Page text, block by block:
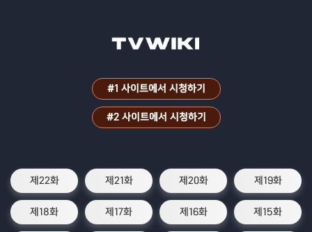
#1 사이트에서 시청하기
#2 사이트에서 시청하기
제22화 제21화 제20화 제19화
제18화 제17화 제16화 제15화